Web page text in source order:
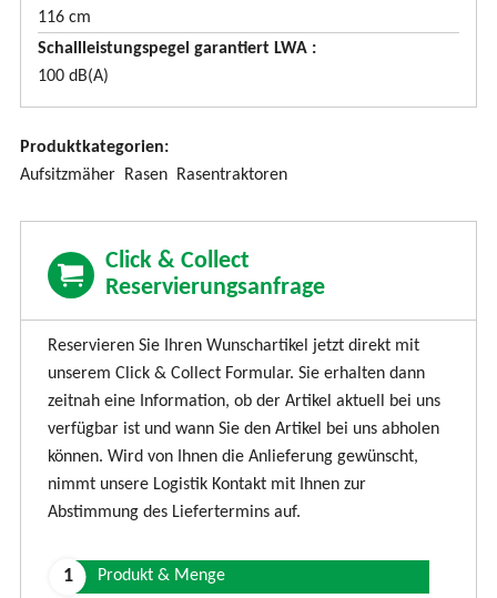
116 cm
Schallleistungspegel garantiert LWA
100 dB(A)
Produktkategorien:
Aufsitzmäher
Rasen Rasentraktoren
Click & Collect
Reservierungsanfrage
Reservieren Sie Ihren Wunschartikel jetzt direkt mit
unserem Click & Collect Formular. Sie erhalten dann
zeitnah eine Information, ob der Artikel aktuell bei uns
verfügbar ist und wann Sie den Artikel bei uns abholen
können. Wird von Ihnen die Anlieferung gewünscht,
nimmt unsere Logistik Kontakt mit Ihnen zur
Abstimmung des Liefertermins auf.
Produkt & Menge